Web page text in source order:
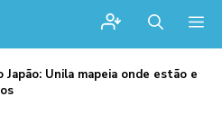
Japão: Unila mapeia onde estão e